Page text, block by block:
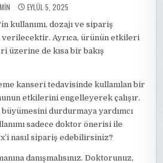
EYLÜL 5, 2025
‘in kullanımı, dozajı ve sipariş
verilecektir. Ayrıca, ürünün etkileri
üzerine de kısa bir bakış
kanseri tedavisinde kullanılan bir
etkilerini engelleyerek çalışır.
durdurmaya yardımcı
sadece doktor önerisi ile
nasıl sipariş edebilirsiniz?
danışmalısınız. Doktorunuz,